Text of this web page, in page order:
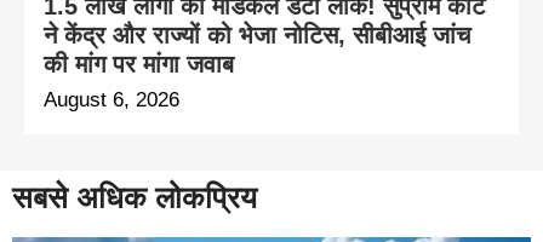
1.5 लाख लोगों का मेडिकल डेटा लीक! सुप्रीम कोर्ट
ने केंद्र और राज्यों को भेजा नोटिस, सीबीआई जांच
की मांग पर मांगा जवाब
August 6, 2026
सबसे अधिक लोकप्रिय